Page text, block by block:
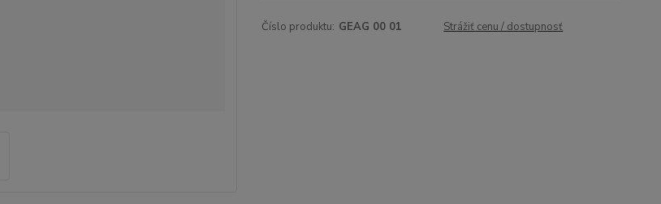
Číslo produktu: GEAG 00 01 Strážiť cenu / dostupnosť